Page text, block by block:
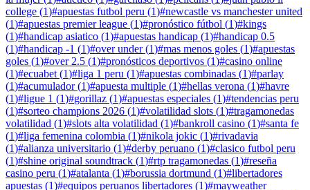
college (1)#apuestas futbol peru (1)#newcastle vs manchester united
(1)#apuestas premier league (1)#pronóstico fútbol (1)#kings
(1)#handicap asiatico (1)#apuestas handicap (1)#handicap 0.5
(1)#handicap -1 (1)#over under(1)#mas menos goles (1)#apuestas
goles (1)#over 2.5 (1)#pronósticos deportivos (1)#casino online
(1)#ecuabet (1)#liga 1 peru (1)#apuestas combinadas (1)#parlay
(1)#acumulador(1)#apuesta multiple (1)#hellas verona (1)#havre
(1)#ligue 1 (1)#gorillaz (1)#apuestas especiales (1)#tendencias peru
(1)#sorteo champions 2026 (1)#volatilidad slots (1)#tragamonedas
volatilidad (1)#slots alta volatilidad (1)#bankroll casino (1)#santa fe
(1)#liga femenina colombia (1)#nikola jokic (1)#rivadavia
(1)#alianza universitario (1)#derby peruano (1)#clasico futbol peru
(1)#shine original soundtrack (1)#rtp tragamonedas (1)#reseña
casino peru (1)#atalanta (1)#borussia dortmund (1)#libertadores
apuestas (1)#equipos peruanos libertadores (1)#mayweather